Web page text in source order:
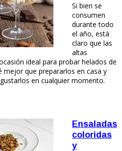
Si bien se
consumen
durante todo
el año, está
claro que las
altas
ideal para probar helados de
que prepararlos en casa y
en cualquier momento.
Ensaladas
coloridas
y